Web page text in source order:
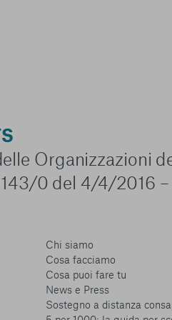
Organizzazioni
0 del 4/4/2016 –
Chi siamo
Cosa facciamo
Cosa puoi fare tu
News e Press
Sostegno a distanza